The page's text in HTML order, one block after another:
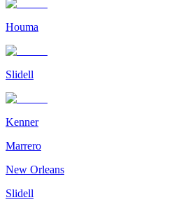
Houma
Slidell
Kenner
Marrero
New Orleans
Slidell